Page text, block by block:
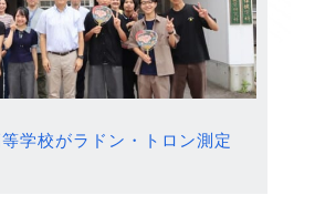
学校がラドン・トロン測定